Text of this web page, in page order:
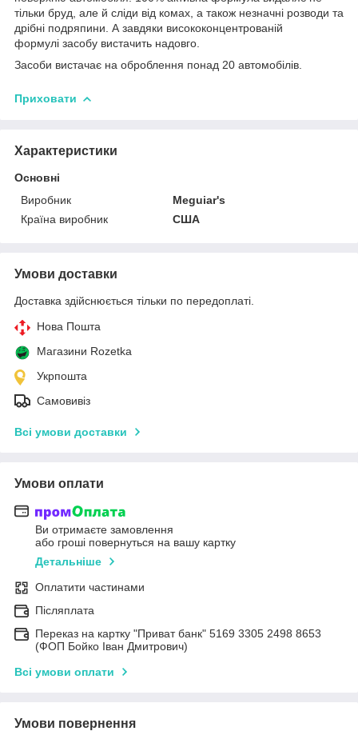
тільки бруд, але й сліди від комах, а також незначні розводи та
дрібні подряпини. А завдяки висококонцентрованій
формулі засобу вистачить надовго.
Засоби вистачає на оброблення понад 20 автомобілів.
Приховати
Характеристики
Основні
Виробник
Meguiar's
Країна виробник
США
Умови доставки
Доставка здійснюється тільки по передоплаті.
Нова Пошта
Магазини Rozetka
Укрпошта
Самовивіз
Всі умови доставки
Умови оплати
Ви отримаєте замовлення
або гроші повернуться на вашу картку
Детальніше
Оплатити частинами
Післяплата
Переказ на картку "Приват банк" 5169 3305 2498 8653
(ФОП Бойко Іван Дмитрович)
Всі умови оплати
Умови повернення